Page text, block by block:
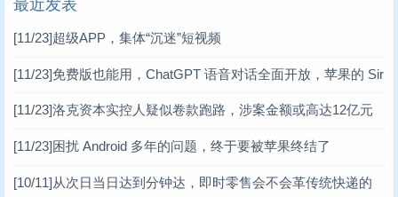
最近发表
[11/23]超级APP，集体“沉迷”短视频
[11/23]免费版也能用，ChatGPT 语音对话全面开放，苹果的 Sir
i 危矣？
[11/23]洛克资本实控人疑似卷款跑路，涉案金额或高达12亿元
[11/23]困扰 Android 多年的问题，终于要被苹果终结了
[10/11]从次日当日达到分钟达，即时零售会不会革传统快递的